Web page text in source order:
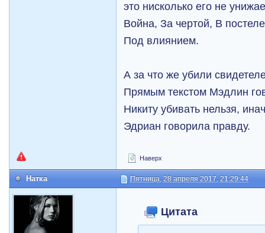
это нисколько его не
Война, За чертой, В
Под влиянием.
А за что же убили
Прямым текстом Мэдлин
Никиту убивать нельзя,
Эдриан говорила правду.
Наверх
Натка Пятница, 28 апреля 2017, 21:29:44
Цитата